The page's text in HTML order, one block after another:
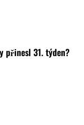
přinesl 31. týden?